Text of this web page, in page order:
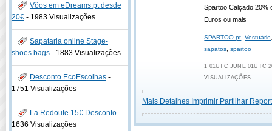
Vôos em eDreams.pt desde
20€ - 1983 Visualizações
Sapataria online Stage-
shoes bags - 1883 Visualizações
Desconto EcoEscolhas -
1751 Visualizações
La Redoute 15€ Desconto -
1636 Visualizações
Spartoo Calçado 20%
Euros ou mais
SPARTOO.pt ,Vestuário
sapatos ,spartoo
1 01UTC JUNE 01UTC
VISUALIZAÇÕES
Mais Detalhes Imprimir Partilhar